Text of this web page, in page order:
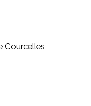
Courcelles